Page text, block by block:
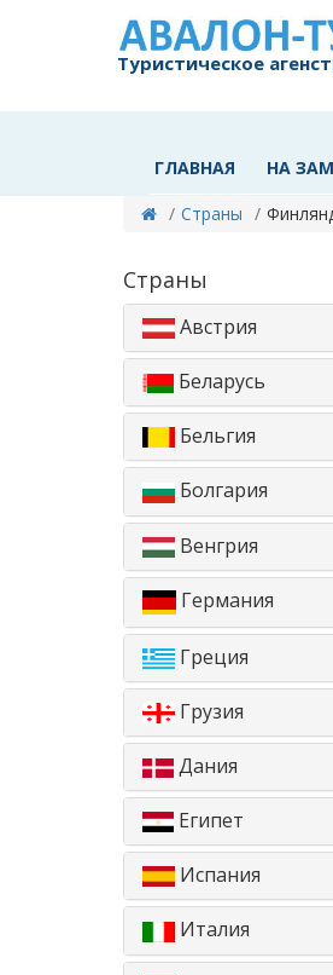
Туристическое
ГЛАВНАЯ НА
Страны
Страны
Австрия
Беларусь
Бельгия
Болгария
Венгрия
Германия
Греция
Грузия
Дания
Египет
Испания
Италия